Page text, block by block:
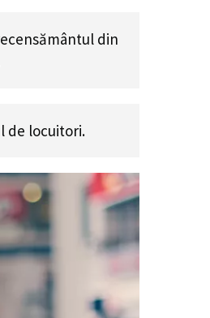
din
de locuitori.